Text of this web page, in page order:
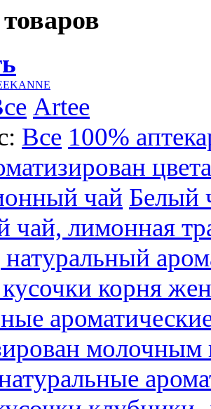
Artee
Все 100%
чай Белый
чай, лимонная
кусочки корня
молочным